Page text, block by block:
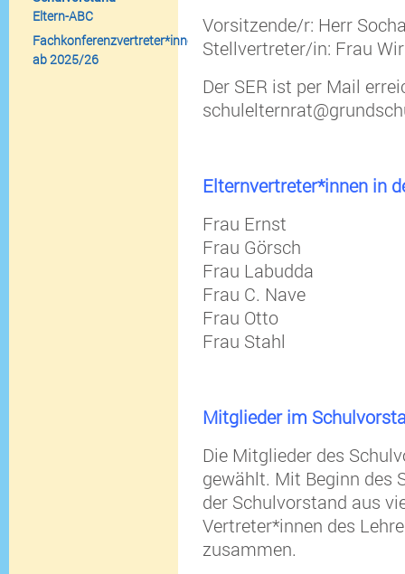
Eltern-ABC
Fachkonferenzvertreter*innen
ab 2025/26
Vorsitzende/r: Herr
Stellvertreter/in: Frau
Der SER ist per Mail
Elternvertreter*innen in
Frau Ernst
Frau Görsch
Frau Labudda
Frau C. Nave
Frau Otto
Frau Stahl
Mitglieder im
Die Mitglieder des
gewählt. Mit Beginn des
der Schulvorstand aus
Vertreter*innen des
zusammen.